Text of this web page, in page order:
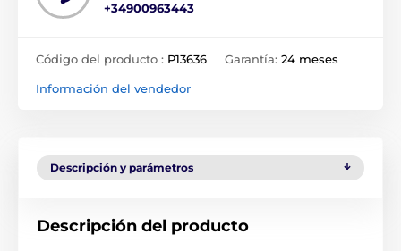
+34900963443
Código del producto : P13636 Garantía: 24 meses
Información del vendedor
Descripción y parámetros
Descripción del producto